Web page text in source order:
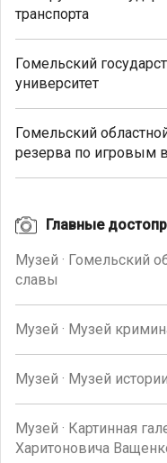
транспорта
Гомельский
университет
Гомельский
резерва по игровым
Главные
Музей · Гомельский
славы
Музей · Музей
Музей · Музей
Музей · Картинная
Харитоновича